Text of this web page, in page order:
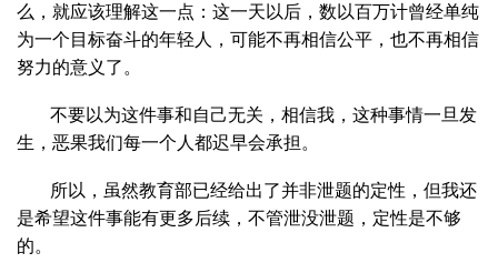
么，就应该理解这一点：这一天以后，数以百万计曾经单纯
为一个目标奋斗的年轻人，可能不再相信公平，也不再相信
努力的意义了。
不要以为这件事和自己无关，相信我，这种事情一旦发
生，恶果我们每一个人都迟早会承担。
所以，虽然教育部已经给出了并非泄题的定性，但我还
是希望这件事能有更多后续，不管泄没泄题，定性是不够
的。